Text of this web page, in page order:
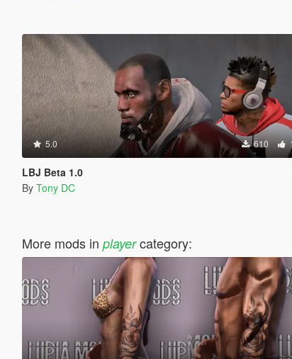
5.0 610
LBJ Beta 1.0
By Tony DC
More mods in playercategory: